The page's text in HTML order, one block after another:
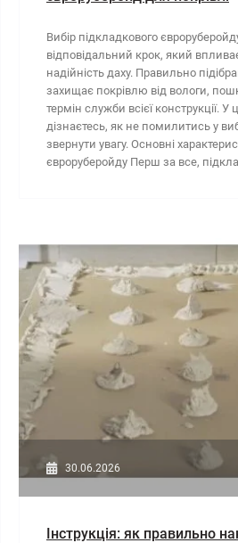
Вибір підкладкового
відповідальний крок, який
надійність даху. Правильно
захищає покрівлю від вологи,
термін служби всієї конструкції. У
дізнаєтесь, як не помилитись у
звернути увагу. Основні
євроруберойду Перш за все,
30.06.2026
Інструкція: як правильно